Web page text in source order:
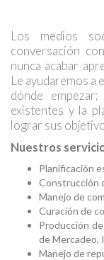
Los medios
conversación
nunca acabar
Le ayudaremos a
dónde
existentes y la
lograr sus
Nuestros
Planificación
Construcción
Manejo de
Curación de
Producción
de Mercadeo,
Manejo de